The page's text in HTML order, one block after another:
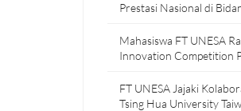
Prestasi Nasional di
Mahasiswa FT UNESA
Innovation Competition
FT UNESA Jajaki
Tsing Hua University